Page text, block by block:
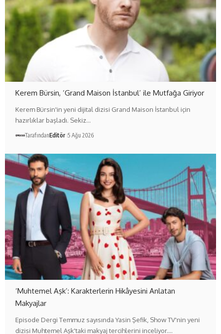
Kerem Bürsin, ‘Grand Maison İstanbul’ ile Mutfağa Giriyor
Kerem Bürsin'in yeni dijital dizisi Grand Maison İstanbul için
hazırlıklar başladı. Sekiz…
TarafındanEditör 5 Ağu 2026
‘Muhtemel Aşk’: Karakterlerin Hikâyesini Anlatan
Makyajlar
Episode Dergi Temmuz sayısında Yasin Şefik, Show TV'nin yeni
dizisi Muhtemel Aşk'taki makyaj tercihlerini inceliyor.…